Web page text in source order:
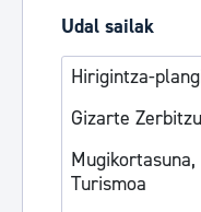
Udal sailak
Hirigintza-
Gizarte
Turismoa